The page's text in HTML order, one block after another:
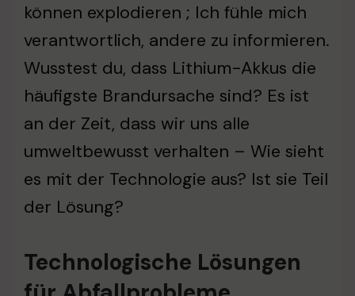
können explodieren ; Ich fühle mich
verantwortlich, andere zu informieren.
Wusstest du, dass Lithium-Akkus die
häufigste Brandursache sind? Es ist
an der Zeit, dass wir uns alle
umweltbewusst verhalten – Wie sieht
es mit der Technologie aus? Ist sie Teil
der Lösung?
Technologische Lösungen